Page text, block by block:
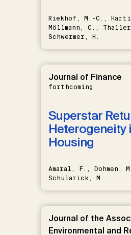
Riekhof, M.-C.,
Möllmann, C.,
Schwermer, H.
Journal of Finance
forthcoming
Superstar
Heterogeneity
Housing
Amaral, F., Dohmen,
Schularick, M.
Journal of the
Environmental and